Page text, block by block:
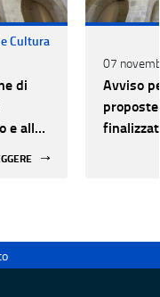
Cultura
di
e alla
07
Avviso